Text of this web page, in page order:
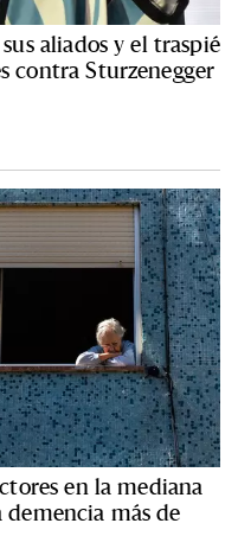
aliados y el traspié
contra Sturzenegger
en la mediana
más de